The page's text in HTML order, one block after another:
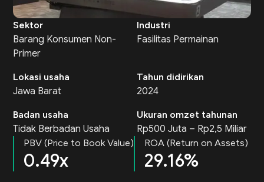
Sektor
Barang Konsumen Non-
Primer
Industri
Fasilitas Permainan
Lokasi usaha
Jawa Barat
Tahun didirikan
2024
Badan usaha
Tidak Berbadan Usaha
Ukuran omzet tahunan
Rp500 Juta – Rp2,5 Miliar
PBV (Price to Book Value)
0.49x
ROA (Return on Assets)
29.16%